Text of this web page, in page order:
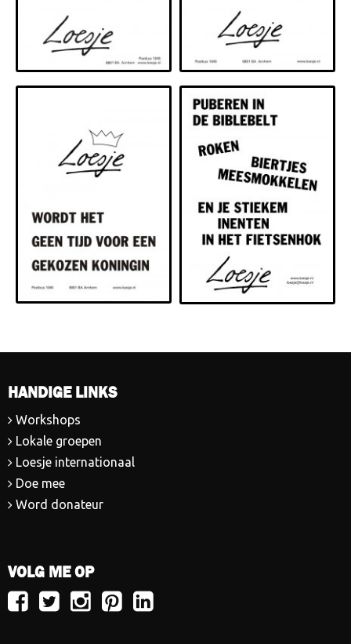
HANDIGE LINKS
Workshops
Lokale groepen
Loesje internationaal
Doe mee
Word donateur
VOLG ME OP
VolgVolgVolgVolgVolg